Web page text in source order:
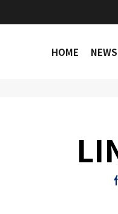
HOME NEWS